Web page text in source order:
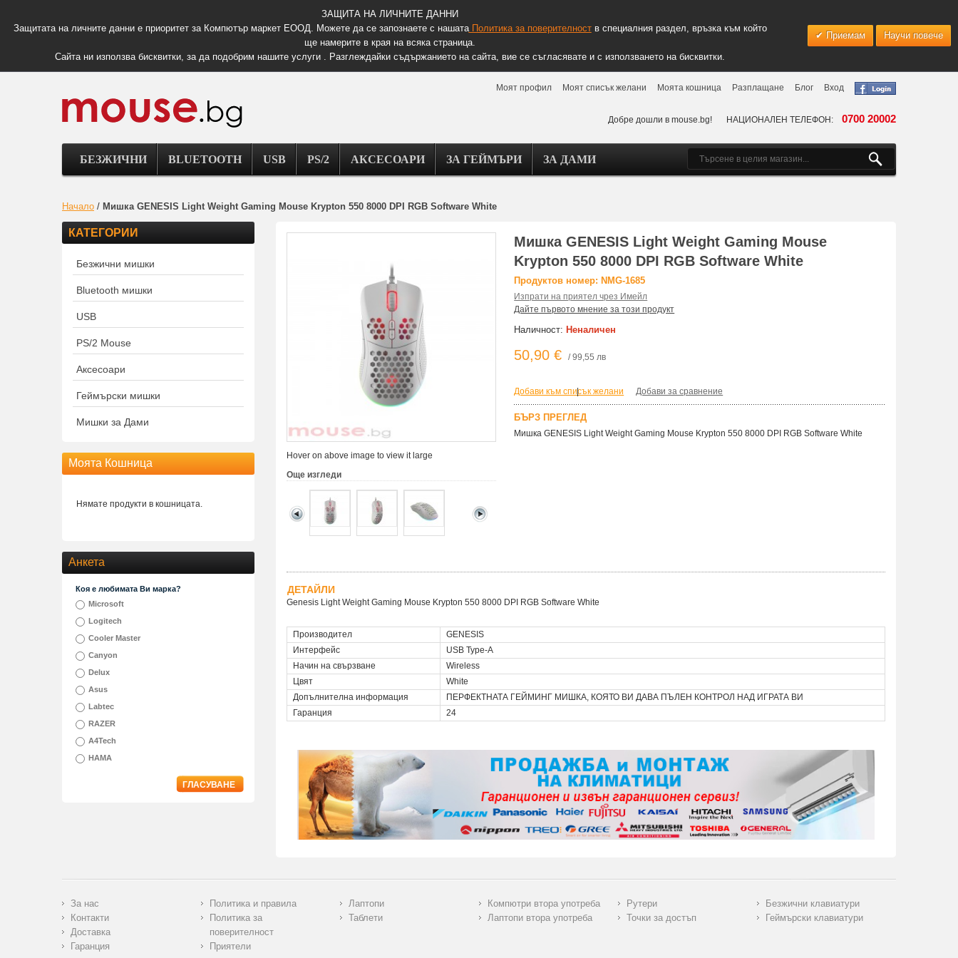
ЗАЩИТА НА ЛИЧНИТЕ ДАННИ
Защитата на личните данни е приоритет за Компютър маркет ЕООД. Можете да се запознаете с нашатаПолитика за поверителноств специалния раздел, връзка към който
ще намерите в края на всяка страница.
Сайта ни използва бисквитки, за да подобрим нашите услуги . Разглеждайки съдържанието на сайта, вие се съгласявате и с използването на бисквитки.
Приемам Научи повече
Моят профил Моят списък желани Моята кошница Разплащане Блог Вход
Добре дошли в mouse.bg! НАЦИОНАЛЕН ТЕЛЕФОН: 0700 20002
БЕЗЖИЧНИ BLUETOOTH USB PS/2 АКСЕСОАРИ ЗА ГЕЙМЪРИ ЗА ДАМИ
Начало / Мишка GENESIS Light Weight Gaming Mouse Krypton 550 8000 DPI RGB Software White
Hover on above image to view it large
Още изгледи
Мишка GENESIS Light Weight Gaming Mouse
Krypton 550 8000 DPI RGB Software White
Продуктов номер: NMG-1685
Изпрати на приятел чрез Имейл
Дайте първото мнение за този продукт
Наличност: Неналичен
50,90 € / 99,55 лв
Добави към списък желани
| Добави за сравнение
БЪРЗ ПРЕГЛЕД
Мишка GENESIS Light Weight Gaming Mouse Krypton 550 8000 DPI RGB Software White
ДЕТАЙЛИ
Genesis Light Weight Gaming Mouse Krypton 550 8000 DPI RGB Software White
Производител
GENESIS
Интерфейс
USB Type-A
Начин на свързване
Wireless
Цвят
White
Допълнителна информация
ПЕРФЕКТНАТА ГЕЙМИНГ МИШКА, КОЯТО ВИ ДАВА ПЪЛЕН КОНТРОЛ НАД ИГРАТА ВИ
Гаранция
24
КАТЕГОРИИ
Безжични мишки
Bluetooth мишки
USB
PS/2 Mouse
Аксесоари
Геймърски мишки
Мишки за Дами
Моята Кошница
Нямате продукти в кошницата.
Анкета
Коя е любимата Ви марка?
Microsoft
Logitech
Cooler Master
Canyon
Delux
Asus
Labtec
RAZER
A4Tech
HAMA
ГЛАСУВАНЕ
За нас
Контакти
Доставка
Гаранция
Политика и правила
Политика за
поверителност
Приятели
Лаптопи
Таблети
Компютри втора употреба
Лаптопи втора употреба
Рутери
Точки за достъп
Безжични клавиатури
Геймърски клавиатури